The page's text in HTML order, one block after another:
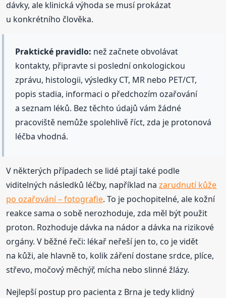
dávky, ale klinická výhoda se musí prokázat
u konkrétního člověka.
Praktické pravidlo: než začnete obvolávat
kontakty, připravte si poslední onkologickou
zprávu, histologii, výsledky CT, MR nebo PET/CT,
popis stadia, informaci o předchozím ozařování
a seznam léků. Bez těchto údajů vám žádné
pracoviště nemůže spolehlivě říct, zda je protonová
léčba vhodná.
V některých případech se lidé ptají také podle
viditelných následků léčby, například nazarudnutí kůže
po ozařování – fotografie. To je pochopitelné, ale kožní
reakce sama o sobě nerozhoduje, zda měl být použit
proton. Rozhoduje dávka na nádor a dávka na rizikové
orgány. V běžné řeči: lékař neřeší jen to, co je vidět
na kůži, ale hlavně to, kolik záření dostane srdce, plíce,
střevo, močový měchýř, mícha nebo slinné žlázy.
Nejlepší postup pro pacienta z Brna je tedy klidný